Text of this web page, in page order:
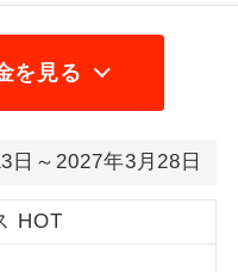
を見る
日～2027年3月28日
HOT
でも追加料金がかからない
加いただけるコースで
年齢に制限があるコース